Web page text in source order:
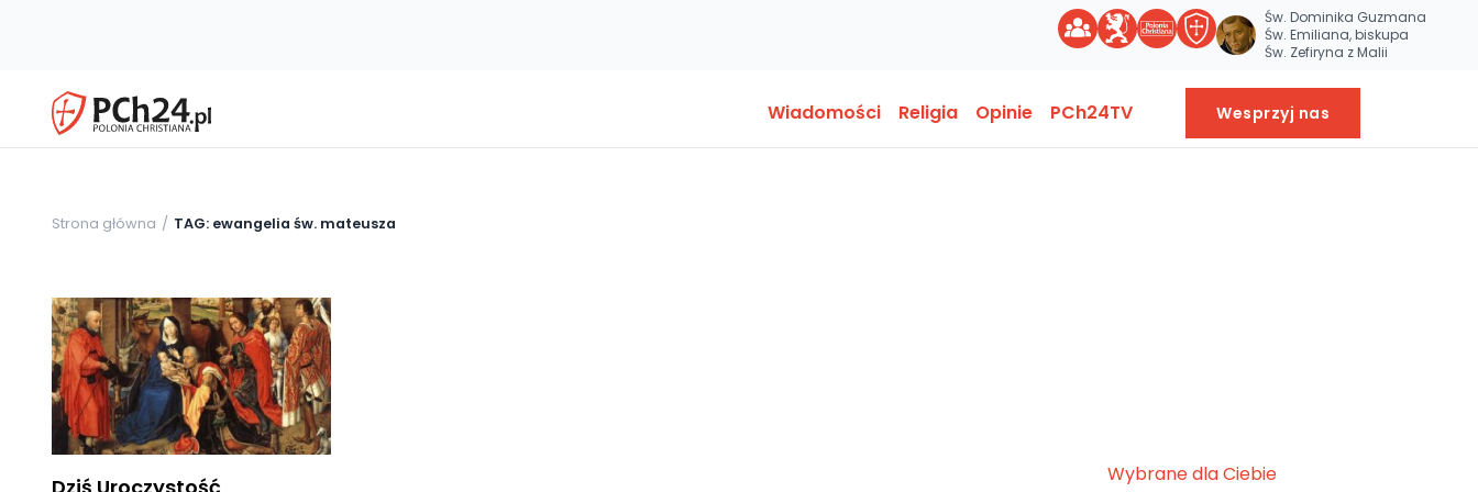
Św. Dominika Guzmana
Św. Emiliana, biskupa
Św. Zefiryna z Malii
Wiadomości Religia Opinie PCh24TV Wesprzyj nas
Strona główna TAG: ewangelia św. mateusza
Wybrane dla Ciebie